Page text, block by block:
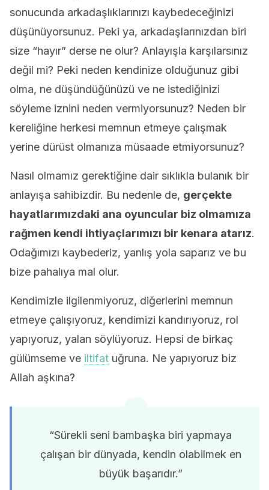
sonucunda arkadaşlıklarınızı kaybedeceğinizi
düşünüyorsunuz. Peki ya, arkadaşlarınızdan biri
size “hayır” derse ne olur? Anlayışla karşılarsınız
değil mi? Peki neden kendinize olduğunuz gibi
olma, ne düşündüğünüzü ve ne istediğinizi
söyleme iznini neden vermiyorsunuz? Neden bir
kereliğine herkesi memnun etmeye çalışmak
yerine dürüst olmanıza müsaade etmiyorsunuz?
Nasıl olmamız gerektiğine dair sıklıkla bulanık bir
anlayışa sahibizdir. Bu nedenle de, gerçekte
hayatlarımızdaki ana oyuncular biz olmamıza
rağmen kendi ihtiyaçlarımızı bir kenara atarız.
Odağımızı kaybederiz, yanlış yola saparız ve bu
bize pahalıya mal olur.
Kendimizle ilgilenmiyoruz, diğerlerini memnun
etmeye çalışıyoruz, kendimizi kandırıyoruz, rol
yapıyoruz, yalan söylüyoruz. Hepsi de birkaç
gülümseme ve iltifat uğruna. Ne yapıyoruz biz
Allah aşkına?
“Sürekli seni bambaşka biri yapmaya
çalışan bir dünyada, kendin olabilmek en
büyük başarıdır.”